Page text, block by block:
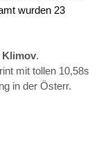
wurden 23
Klimov.
mit tollen 10,58s
in der Österr.